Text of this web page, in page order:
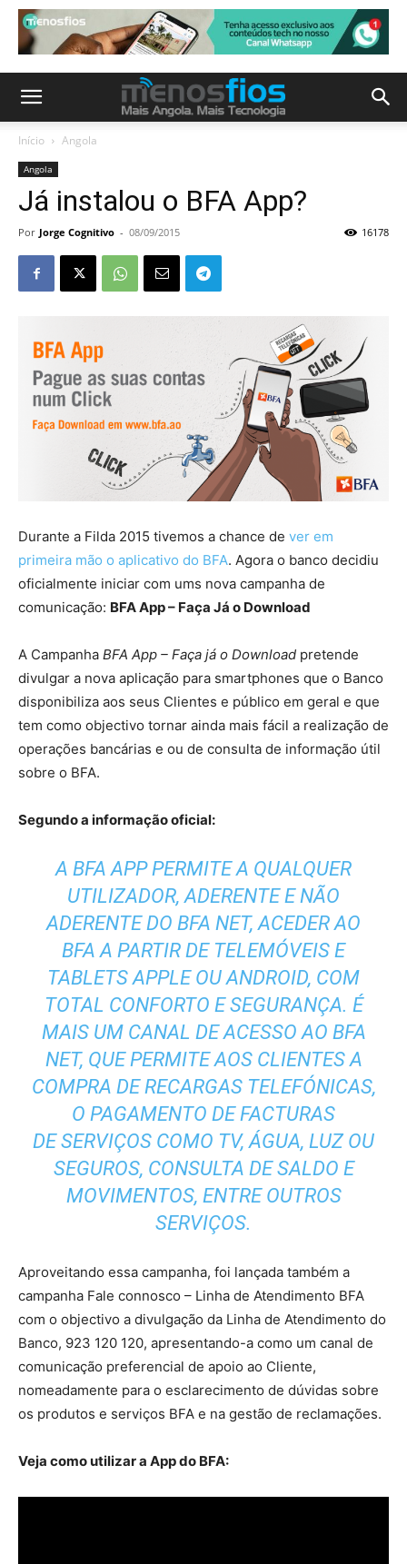
Início Angola
Angola
Já instalou o BFA App?
Por Jorge Cognitivo - 08/09/2015 16178
Durante a Filda 2015 tivemos a chance de ver em
primeira mão o aplicativo do BFA. Agora o banco decidiu
oficialmente iniciar com ums nova campanha de
comunicação: BFA App – Faça Já o Download
A Campanha BFA App – Faça já o Download pretende
divulgar a nova aplicação para smartphones que o Banco
disponibiliza aos seus Clientes e público em geral e que
tem como objectivo tornar ainda mais fácil a realização de
operações bancárias e ou de consulta de informação útil
sobre o BFA.
Segundo a informação oficial:
A BFA APP PERMITE A QUALQUER
UTILIZADOR, ADERENTE E NÃO
ADERENTE DO BFA NET, ACEDER AO
BFA A PARTIR DE TELEMÓVEIS E
TABLETS APPLE OU ANDROID, COM
TOTAL CONFORTO E SEGURANÇA. É
MAIS UM CANAL DE ACESSO AO BFA
NET, QUE PERMITE AOS CLIENTES A
COMPRA DE RECARGAS TELEFÓNICAS,
O PAGAMENTO DE FACTURAS
DE SERVIÇOS COMO TV, ÁGUA, LUZ OU
SEGUROS, CONSULTA DE SALDO E
MOVIMENTOS, ENTRE OUTROS
SERVIÇOS.
Aproveitando essa campanha, foi lançada também a
campanha Fale connosco – Linha de Atendimento BFA
com o objectivo a divulgação da Linha de Atendimento do
Banco, 923 120 120, apresentando-a como um canal de
comunicação preferencial de apoio ao Cliente,
nomeadamente para o esclarecimento de dúvidas sobre
os produtos e serviços BFA e na gestão de reclamações.
Veja como utilizar a App do BFA: